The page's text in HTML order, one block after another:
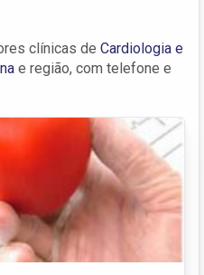
clínicas de Cardiologia e
e região, com telefone e